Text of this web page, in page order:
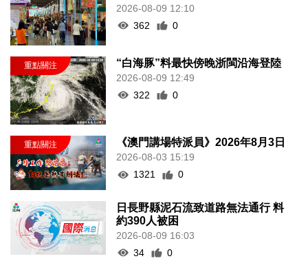
2026-08-09 12:10
362
0
“白海豚”料最快傍晚浙閩沿海登陸
2026-08-09 12:49
322
0
《澳門講場特派員》2026年8月3日
2026-08-03 15:19
1321
0
日長野縣泥石流致道路無法通行 料
約390人被困
2026-08-09 16:03
34
0